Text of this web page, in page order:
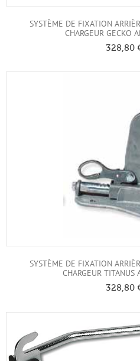
SYSTÈME DE FIXATION
CHARGEUR GECKO
328,80
SYSTÈME DE FIXATION
CHARGEUR
328,80